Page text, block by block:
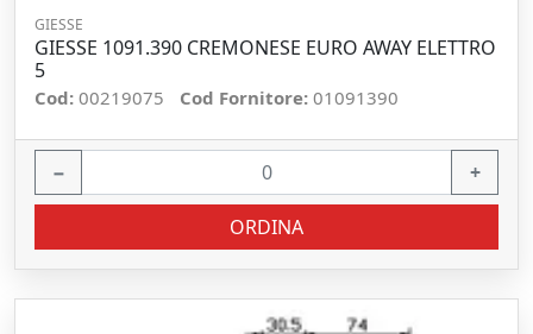
GIESSE
GIESSE 1091.390 CREMONESE EURO AWAY ELETTRO
5
Cod: 00219075 Cod Fornitore: 01091390
− +
ORDINA